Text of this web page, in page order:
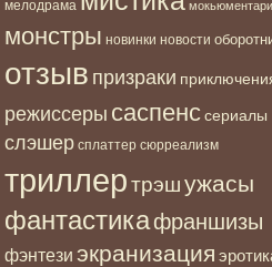
мелодрама мокьюментари
монстры новинки новости
отзыв призраки
режиссеры саспенссериалы
слэшер сплаттер сюрреализм
триллертрэшужасы
фантастикафраншизы
фэнтези экранизация